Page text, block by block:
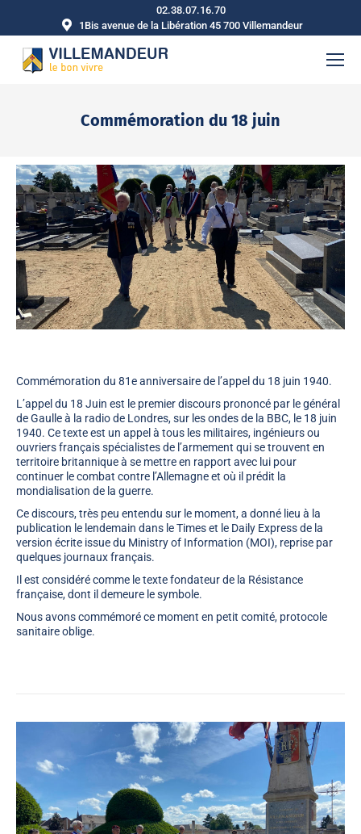
02.38.07.16.70
1Bis avenue de la Libération 45 700 Villemandeur
Commémoration du 18 juin
Commémoration du 81e anniversaire de l’appel du 18 juin 1940.
L’appel du 18 Juin est le premier discours prononcé par le général
de Gaulle à la radio de Londres, sur les ondes de la BBC, le 18 juin
1940. Ce texte est un appel à tous les militaires, ingénieurs ou
ouvriers français spécialistes de l’armement qui se trouvent en
territoire britannique à se mettre en rapport avec lui pour
continuer le combat contre l’Allemagne et où il prédit la
mondialisation de la guerre.
Ce discours, très peu entendu sur le moment, a donné lieu à la
publication le lendemain dans le Times et le Daily Express de la
version écrite issue du Ministry of Information (MOI), reprise par
quelques journaux français.
Il est considéré comme le texte fondateur de la Résistance
française, dont il demeure le symbole.
Nous avons commémoré ce moment en petit comité, protocole
sanitaire oblige.